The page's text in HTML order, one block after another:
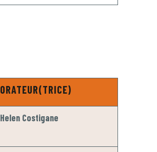
ORATEUR(TRICE)
Helen Costigane